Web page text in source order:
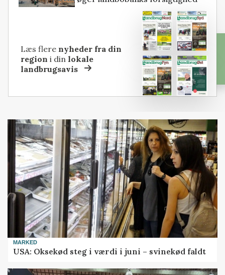
Læs flere nyheder fra din
region i dinlokale
landbrugsavis
MARKED
USA: Oksekød steg i værdi i juni – svinekød faldt